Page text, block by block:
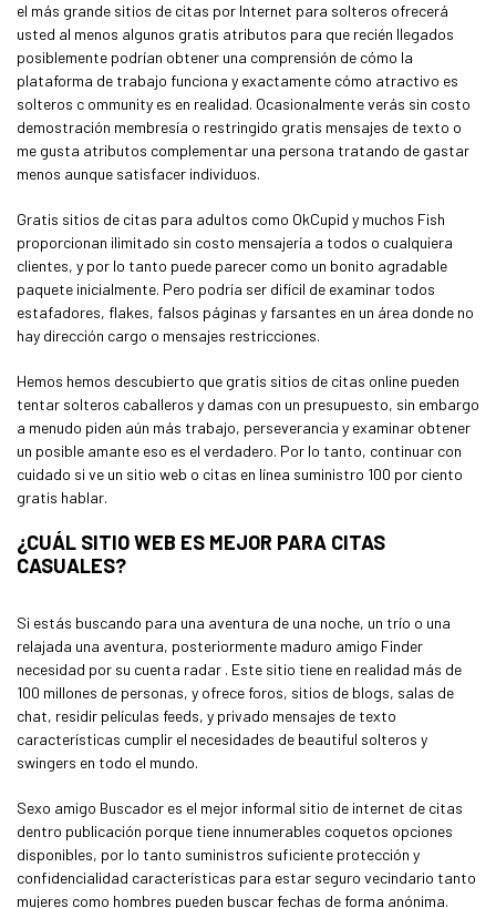
el más grande sitios de citas por Internet para solteros ofrecerá
usted al menos algunos gratis atributos para que recién llegados
posiblemente podrían obtener una comprensión de cómo la
plataforma de trabajo funciona y exactamente cómo atractivo es
solteros c ommunity es en realidad. Ocasionalmente verás sin costo
demostración membresía o restringido gratis mensajes de texto o
me gusta atributos complementar una persona tratando de gastar
menos aunque satisfacer individuos.
Gratis sitios de citas para adultos como OkCupid y muchos Fish
proporcionan ilimitado sin costo mensajería a todos o cualquiera
clientes, y por lo tanto puede parecer como un bonito agradable
paquete inicialmente. Pero podría ser difícil de examinar todos
estafadores, flakes, falsos páginas y farsantes en un área donde no
hay dirección cargo o mensajes restricciones.
Hemos hemos descubierto que gratis sitios de citas online pueden
tentar solteros caballeros y damas con un presupuesto, sin embargo
a menudo piden aún más trabajo, perseverancia y examinar obtener
un posible amante eso es el verdadero. Por lo tanto, continuar con
cuidado si ve un sitio web o citas en línea suministro 100 por ciento
gratis hablar.
¿CUÁL SITIO WEB ES MEJOR PARA CITAS
CASUALES?
Si estás buscando para una aventura de una noche, un trío o una
relajada una aventura, posteriormente maduro amigo Finder
necesidad por su cuenta radar . Este sitio tiene en realidad más de
100 millones de personas, y ofrece foros, sitios de blogs, salas de
chat, residir películas feeds, y privado mensajes de texto
características cumplir el necesidades de beautiful solteros y
swingers en todo el mundo.
Sexo amigo Buscador es el mejor informal sitio de internet de citas
dentro publicación porque tiene innumerables coquetos opciones
disponibles, por lo tanto suministros suficiente protección y
confidencialidad características para estar seguro vecindario tanto
mujeres como hombres pueden buscar fechas de forma anónima.